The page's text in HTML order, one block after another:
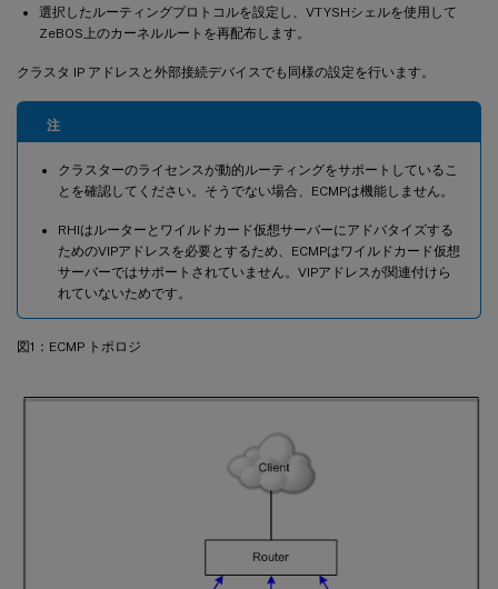
選択したルーティングプロトコルを設定し、VTYSHシェルを使用して
ZeBOS上のカーネルルートを再配布します。
クラスタ IP アドレスと外部接続デバイスでも同様の設定を行います。
注
クラスターのライセンスが動的ルーティングをサポートしているこ
とを確認してください。そうでない場合、ECMPは機能しません。
RHIはルーターとワイルドカード仮想サーバーにアドバタイズする
ためのVIPアドレスを必要とするため、ECMPはワイルドカード仮想
サーバーではサポートされていません。VIPアドレスが関連付けら
れていないためです。
図1：ECMP トポロジ